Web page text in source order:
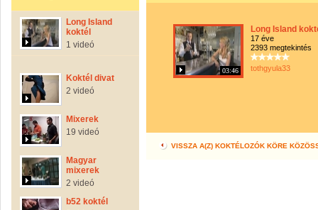
Long Island
koktél
1 videó
Koktél divat
2 videó
Mixerek
19 videó
Magyar
mixerek
2 videó
b52 koktél
03:46
Long Island
17 éve
2393 megtekintés
tothgyula33
VISSZA A(Z) KOKTÉLOZÓK KÖRE